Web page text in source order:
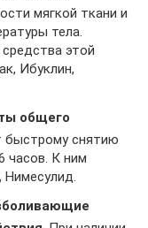
мягкой ткани и
тела.
этой
Ибуклин,
общего
быстрому снятию
часов. К ним